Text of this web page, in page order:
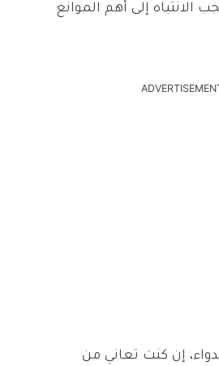
الانتباه إلى أهم الموانع
إن كنت تعاني من